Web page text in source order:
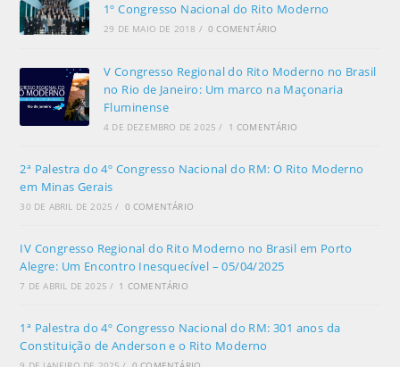
1º Congresso Nacional do Rito Moderno
29 DE MAIO DE 2018 / 0 COMENTÁRIO
V Congresso Regional do Rito Moderno no Brasil
no Rio de Janeiro: Um marco na Maçonaria
Fluminense
4 DE DEZEMBRO DE 2025 / 1 COMENTÁRIO
2ª Palestra do 4º Congresso Nacional do RM: O Rito Moderno
em Minas Gerais
30 DE ABRIL DE 2025 / 0 COMENTÁRIO
IV Congresso Regional do Rito Moderno no Brasil em Porto
Alegre: Um Encontro Inesquecível – 05/04/2025
7 DE ABRIL DE 2025 / 1 COMENTÁRIO
1ª Palestra do 4º Congresso Nacional do RM: 301 anos da
Constituição de Anderson e o Rito Moderno